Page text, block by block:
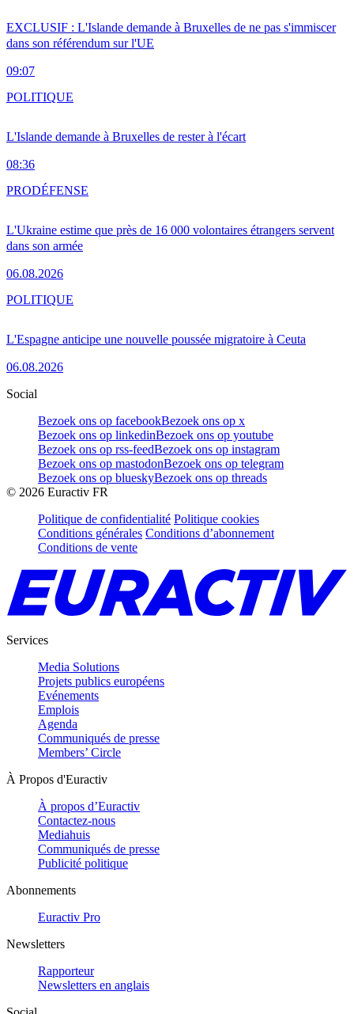
EXCLUSIF : L'Islande demande à Bruxelles de ne pas s'immiscer
dans son référendum sur l'UE
09:07
L'Islande demande à Bruxelles de rester à l'écart
08:36
POLITIQUE
L'Ukraine estime que près de 16 000 volontaires étrangers servent
dans son armée
06.08.2026
PRODÉFENSE
L'Espagne anticipe une nouvelle poussée migratoire à Ceuta
06.08.2026
POLITIQUE
Social
Bezoek ons op facebookBezoek ons op x
Bezoek ons op linkedinBezoek ons op youtube
Bezoek ons op rss-feedBezoek ons op instagram
Bezoek ons op mastodonBezoek ons op telegram
Bezoek ons op blueskyBezoek ons op threads
© 2026 Euractiv FR
Politique de confidentialité Politique cookies
Conditions générales Conditions d’abonnement
Conditions de vente
Services
Media Solutions
Projets publics européens
Evénements
Emplois
Agenda
Communiqués de presse
Members’ Circle
À Propos d'Euractiv
À propos d’Euractiv
Contactez-nous
Mediahuis
Communiqués de presse
Publicité politique
Abonnements
Euractiv Pro
Newsletters
Rapporteur
Newsletters en anglais